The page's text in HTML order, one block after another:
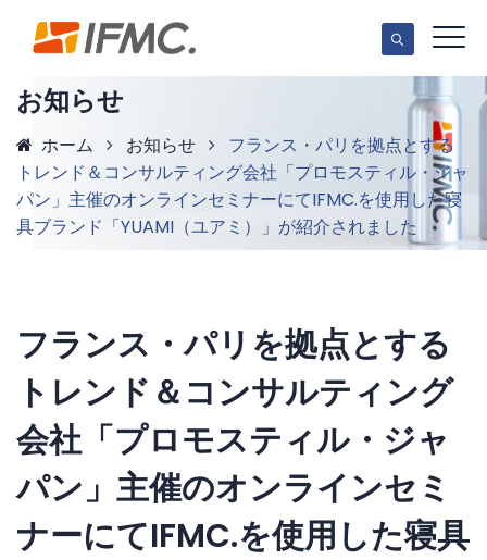
お知らせ
ホーム お知らせ
フランス・パリを拠点とする
トレンド＆コンサルティング会社「プロモスティル・ジャ
パン」主催のオンラインセミナーにてIFMC.を使用した寝
具ブランド「YUAMI（ユアミ）」が紹介されました
フランス・パリを拠点とする
トレンド＆コンサルティング
会社「プロモスティル・ジャ
パン」主催のオンラインセミ
ナーにてIFMC.を使用した寝具